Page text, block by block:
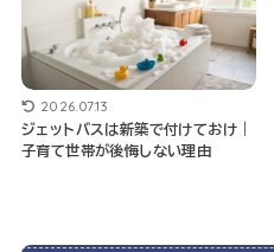
2026.07.13
ジェットバスは新築で付けておけ｜
子育て世帯が後悔しない理由